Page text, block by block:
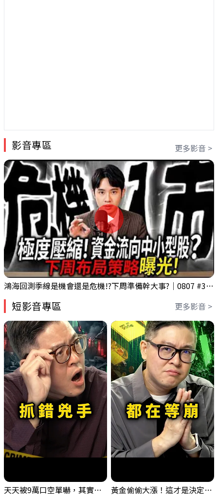
影音專區 更多影音 >
鴻海回測季線是機會還是危機!?下周準備幹大事?｜0807 #3661 #2317 #2317鴻海
短影音專區 更多影音 >
天天被9萬口空單嚇，其實你盯錯地方了｜Mr.Jimmy高志銘 #台股 #外資期貨 #融資 黃金偷偷大漲！這才是決定台股生死的「真風向球」！｜Mr.Jimmy高志銘 #黃金 #美元指數 #聯準會